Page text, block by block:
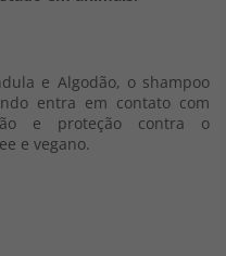
e Algodão, o shampoo
entra em contato com
e proteção contra o
e vegano.